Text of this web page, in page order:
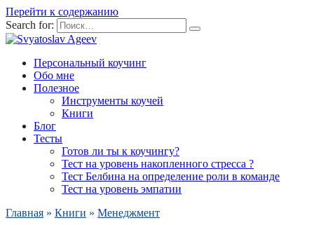
Перейти к содержанию
Search for:
Персональный коучинг
Обо мне
Полезное
Инструменты коучей
Книги
Блог
Тесты
Готов ли ты к коучингу?
Тест на уровень накопленного стресса ?
Тест Белбина на определение роли в команде
Тест на уровень эмпатии
Главная » Книги » Менеджмент